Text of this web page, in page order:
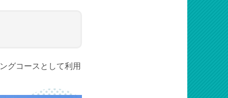
グコースとして利用